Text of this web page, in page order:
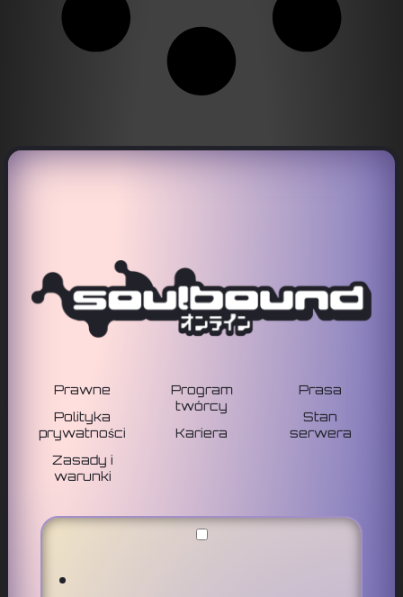
Prawne
Polityka
prywatności
Zasady i
warunki
Program
twórcy
Kariera
Prasa
Stan
serwera